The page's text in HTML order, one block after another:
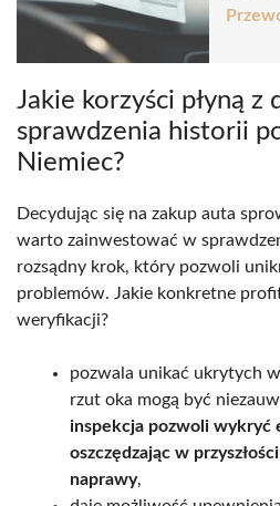
Jakie korzyści płyną z
sprawdzenia historii
Niemiec?
Decydując się na zakup auta
warto zainwestować w
rozsądny krok, który pozwoli
problemów. Jakie konkretne
weryfikacji?
pozwala unikać ukrytych
rzut oka mogą być
inspekcja pozwoli wykryć
oszczędzając w
naprawy,